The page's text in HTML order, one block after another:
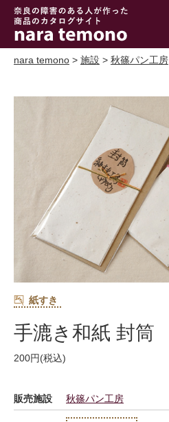
奈良で障害の
ある人の手作
り商品 nara
nara temono > 施設 > 秋篠パン工房
紙すき
手漉き和紙 封筒
200円(税込)
販売施設 秋篠パン工房